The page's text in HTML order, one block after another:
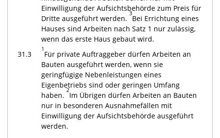
Einwilligung der Aufsichtsbehörde zum Preis für
Dritte ausgeführt werden.
3
Bei Errichtung eines
Hauses sind Arbeiten nach Satz 1 nur zulässig,
wenn das erste Haus gebaut wird.
31.3
1
Für private Auftraggeber dürfen Arbeiten an
Bauten ausgeführt werden, wenn sie
geringfügige Nebenleistungen eines
Eigenbetriebs sind oder geringen Umfang
haben.
2
Im Übrigen dürfen Arbeiten an Bauten
nur in besonderen Ausnahmefällen mit
Einwilligung der Aufsichtsbehörde ausgeführt
werden.